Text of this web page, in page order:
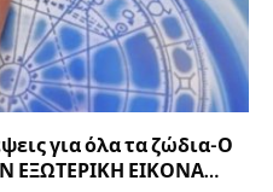
για όλα τα ζώδια-Ο
ΕΞΩΤΕΡΙΚΗ ΕΙΚΟΝΑ…